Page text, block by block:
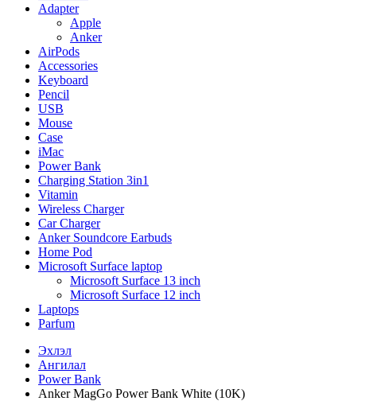
Adapter
Apple
Anker
AirPods
Accessories
Keyboard
Pencil
USB
Mouse
Case
iMac
Power Bank
Charging Station 3in1
Vitamin
Wireless Charger
Car Charger
Anker Soundcore Earbuds
Home Pod
Microsoft Surface laptop
Microsoft Surface 13 inch
Microsoft Surface 12 inch
Laptops
Parfum
Эхлэл
Ангилал
Power Bank
Anker MagGo Power Bank White (10K)